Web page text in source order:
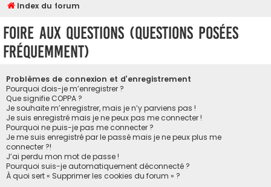
Index du forum
Foire aux questions (Questions posées
fréquemment)
Problèmes de connexion et d’enregistrement
Pourquoi dois-je m’enregistrer ?
Que signifie COPPA ?
Je souhaite m’enregistrer, mais je n’y parviens pas !
Je suis enregistré mais je ne peux pas me connecter !
Pourquoi ne puis-je pas me connecter ?
Je me suis enregistré par le passé mais je ne peux plus me
connecter ?!
J’ai perdu mon mot de passe !
Pourquoi suis-je automatiquement déconnecté ?
À quoi sert « Supprimer les cookies du forum » ?